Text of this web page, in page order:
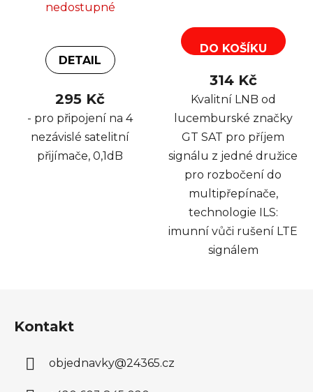
nedostupné
DETAIL
295 Kč
- pro připojení na 4
nezávislé satelitní
přijímače, 0,1dB
DO KOŠÍKU
314 Kč
Kvalitní LNB od
lucemburské značky
GT SAT pro příjem
signálu z jedné družice
pro rozbočení do
multipřepínače,
technologie ILS:
imunní vůči rušení LTE
signálem
Kontakt
objednavky@24365.cz